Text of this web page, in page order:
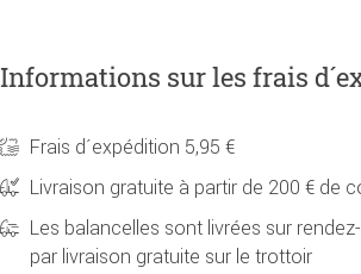
Informations sur les frais
Frais d´expédition 5,95 €
Livraison gratuite à partir de 200 € de
Les balancelles sont livrées sur
par livraison gratuite sur le trottoir